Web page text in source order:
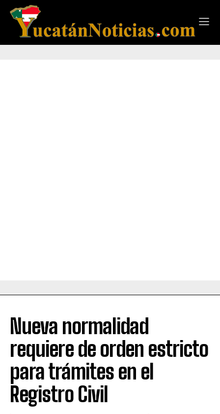
Nueva normalidad
requiere de orden estricto
para trámites en el
Registro Civil